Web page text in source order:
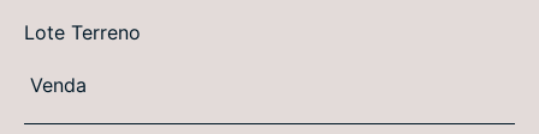
Lote Terreno
Venda